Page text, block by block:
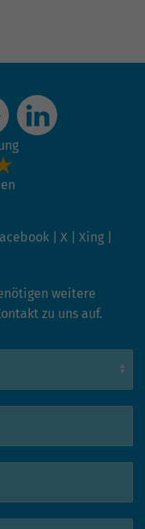
X Xing
weitere
zu uns auf.